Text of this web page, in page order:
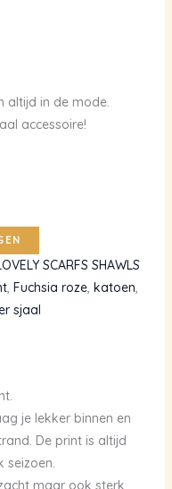
altijd in de mode.
accessoire!
SCARFS SHAWLS
, Fuchsia roze, katoen,
sjaal
je lekker binnen en
De print is altijd
seizoen.